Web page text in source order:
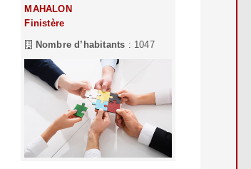
MAHALON
Finistère
Nombre d’habitants : 1047